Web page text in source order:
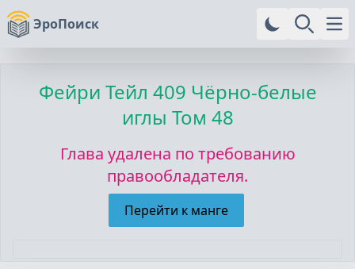
ЭроПоиск
Фейри Тейл 409 Чёрно-белые
иглы Том 48
Глава удалена по требованию
правообладателя.
Перейти к манге